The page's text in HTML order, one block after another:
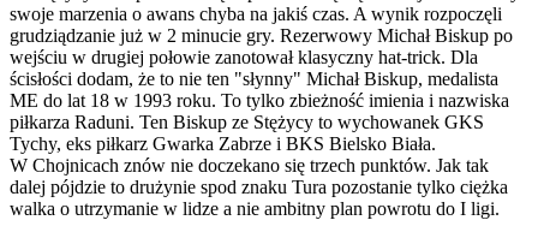
swoje marzenia o awans chyba na jakiś czas. A wynik rozpoczęli
grudziądzanie już w 2 minucie gry. Rezerwowy Michał Biskup po
wejściu w drugiej połowie zanotował klasyczny hat-trick. Dla
ścisłości dodam, że to nie ten "słynny" Michał Biskup, medalista
ME do lat 18 w 1993 roku. To tylko zbieżność imienia i nazwiska
piłkarza Raduni. Ten Biskup ze Stężycy to wychowanek GKS
Tychy, eks piłkarz Gwarka Zabrze i BKS Bielsko Biała.
W Chojnicach znów nie doczekano się trzech punktów. Jak tak
dalej pójdzie to drużynie spod znaku Tura pozostanie tylko ciężka
walka o utrzymanie w lidze a nie ambitny plan powrotu do I ligi.